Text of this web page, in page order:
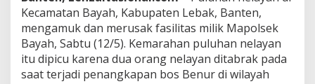
e
b
a
k
B
a
Kecamatan Bayah, Kabupaten Lebak, Banten,
mengamuk dan merusak fasilitas milik Mapolsek
Bayah, Sabtu (12/5). Kemarahan puluhan nelayan
itu dipicu karena dua orang nelayan ditabrak pada
saat terjadi penangkapan bos Benur di wilayah